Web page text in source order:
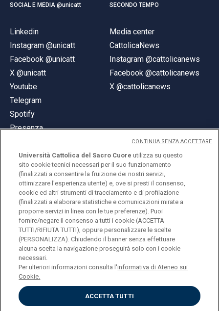
SOCIAL E MEDIA @unicatt
Linkedin
Instagram @unicatt
Facebook @unicatt
X @unicatt
Youtube
Telegram
Spotify
Presenza
SECONDO TEMPO
Media center
CattolicaNews
Instagram @cattolicanews
Facebook @cattolicanews
X @cattolicanews
© Università Cattolica del Sacro Cuore
Largo A. Gemelli 1, 20123 Milano
PI 02133120150
ENGLISH
Privacy
Università Cattolica del Sacro Cuore utilizza su questo
sito cookie tecnici necessari per il suo funzionamento
(finalizzati a consentire la fruizione dei nostri servizi,
ottimizzare l'esperienza utente) e, ove si presti il consenso,
cookie ed altri strumenti di tracciamento e di profilazione
(finalizzati a elaborare statistiche e comunicazioni mirate a
proporre servizi in linea con le tue preferenze). Puoi
fornire/negare il consenso a tutti i cookie (ACCETTA
TUTTI/RIFIUTA TUTTI), oppure personalizzare le scelte
(PERSONALIZZA). Chiudendo il banner senza effettuare
alcuna scelta la navigazione proseguirà solo con i cookie
necessari.
Per ulteriori informazioni consulta l'informativa di Ateneo sui
Cookie.
ACCETTA TUTTI
CONTINUA SENZA ACCETTARE